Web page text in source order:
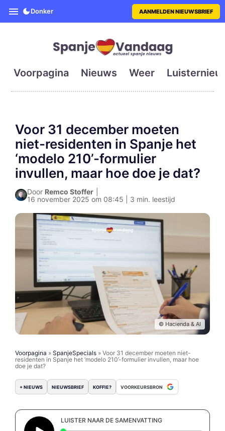
SpanjeVandaag is de eerste
Donker AANMELDEN NIEUWSBRIEF
Voorpagina Nieuws Weer
Voor 31 december moeten
niet-residenten in Spanje het
‘modelo 210’-formulier
invullen, maar hoe doe je dat?
Door Remco Stoffer
16 november 2025 om 08:45 | 3 min. leestijd
© Hacienda & AI
Voorpagina » SpanjeSpecials » Voor 31 december moeten niet-
residenten in Spanje het ‘modelo 210’-formulier invullen, maar hoe
doe je dat?
+ NIEUWS NIEUWSBRIEF KOFFIE? VOORKEURSBRON
LUISTER NAAR DE SAMENVATTING